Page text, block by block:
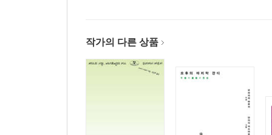
작가의 다른 상품